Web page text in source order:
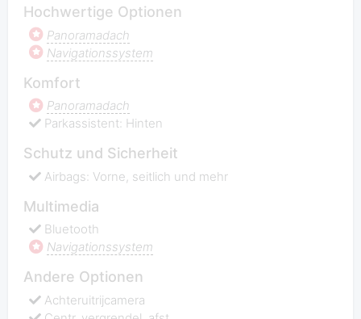
Hochwertige Optionen
Panoramadach
Navigationssystem
Komfort
Panoramadach
Parkassistent: Hinten
Schutz und Sicherheit
Airbags: Vorne, seitlich und mehr
Multimedia
Bluetooth
Navigationssystem
Andere Optionen
Achteruitrijcamera